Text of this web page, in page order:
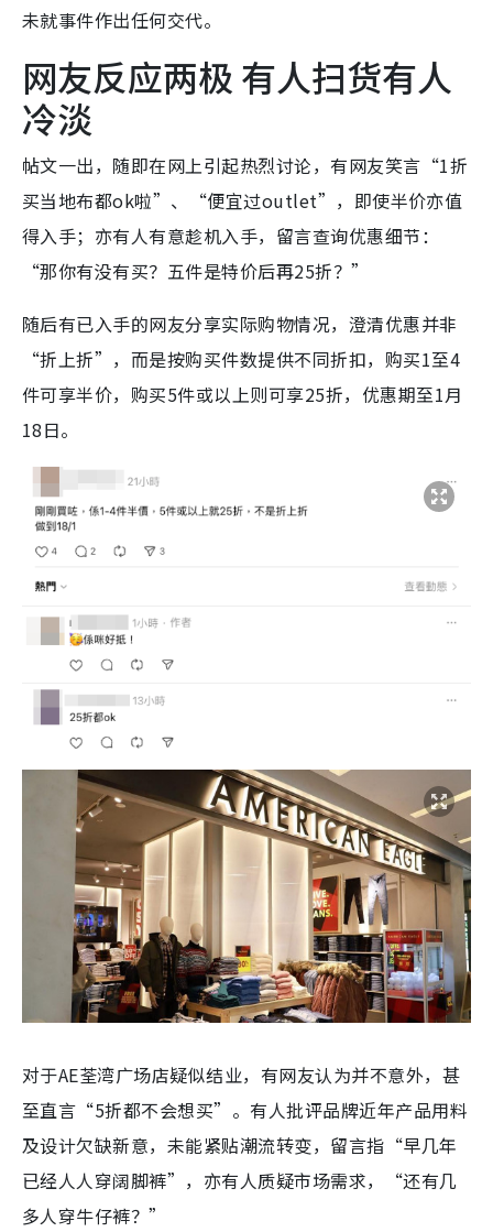
未就事件作出任何交代。
网友反应两极 有人扫货有人
冷淡
帖文一出，随即在网上引起热烈讨论，有网友笑言“1折
买当地布都ok啦”、“便宜过outlet”，即使半价亦值
得入手；亦有人有意趁机入手，留言查询优惠细节：
“那你有没有买？五件是特价后再25折？”
随后有已入手的网友分享实际购物情况，澄清优惠并非
“折上折”，而是按购买件数提供不同折扣，购买1至4
件可享半价，购买5件或以上则可享25折，优惠期至1月
18日。
对于AE荃湾广场店疑似结业，有网友认为并不意外，甚
至直言“5折都不会想买”。有人批评品牌近年产品用料
及设计欠缺新意，未能紧贴潮流转变，留言指“早几年
已经人人穿阔脚裤”，亦有人质疑市场需求，“还有几
多人穿牛仔裤？”